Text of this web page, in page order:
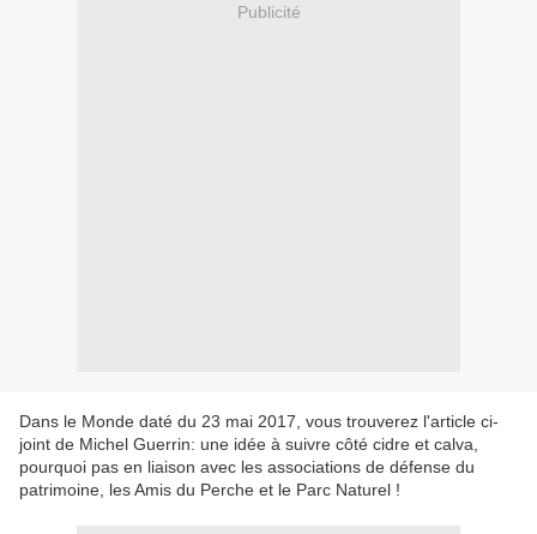
Publicité
Dans le Monde daté du 23 mai 2017, vous trouverez l'article ci-
joint de Michel Guerrin: une idée à suivre côté cidre et calva,
pourquoi pas en liaison avec les associations de défense du
patrimoine, les Amis du Perche et le Parc Naturel !